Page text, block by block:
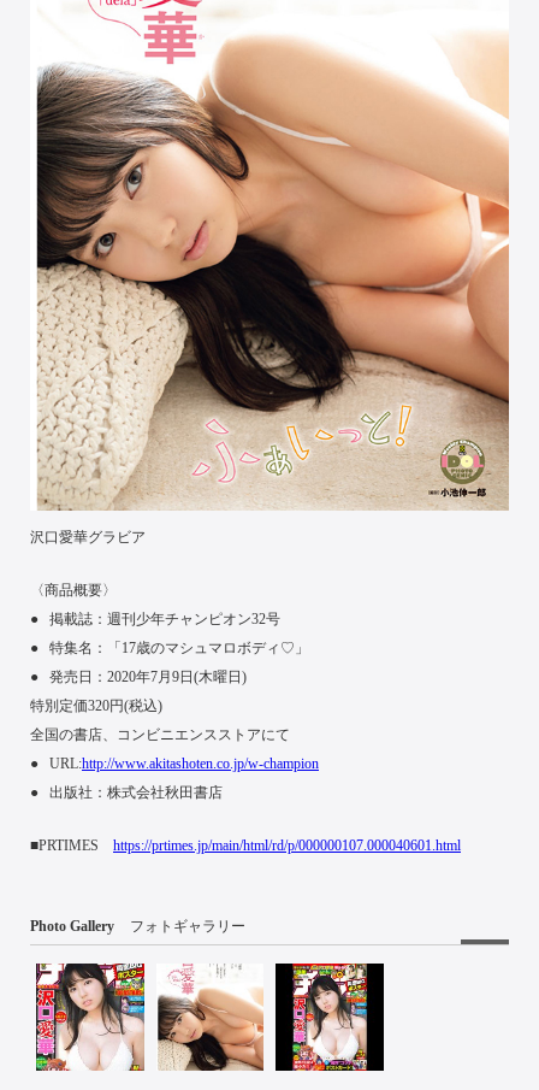
沢口愛華グラビア
〈商品概要〉
● 掲載誌：週刊少年チャンピオン32号
● 特集名：「17歳のマシュマロボディ♡」
● 発売日：2020年7月9日(木曜日)
特別定価320円(税込)
全国の書店、コンビニエンスストアにて
● URL:http://www.akitashoten.co.jp/w-champion
● 出版社：株式会社秋田書店
■PRTIMES https://prtimes.jp/main/html/rd/p/000000107.000040601.html
Photo Gallery フォトギャラリー